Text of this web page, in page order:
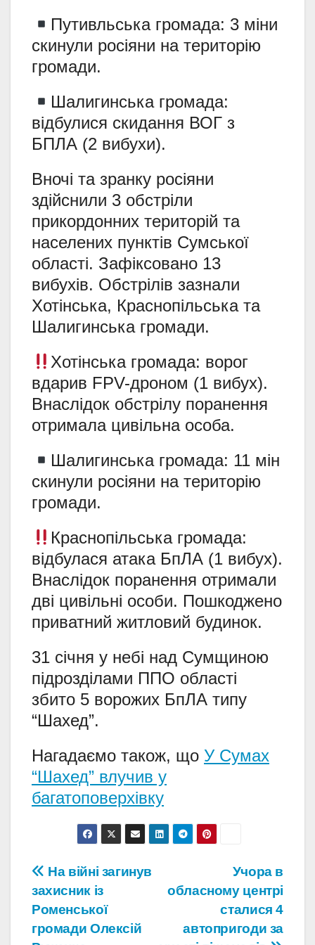
Путивльська громада: 3 міни
скинули росіяни на територію
громади.
Шалигинська громада:
відбулися скидання ВОГ з
БПЛА (2 вибухи).
Вночі та зранку росіяни
здійснили 3 обстріли
прикордонних територій та
населених пунктів Сумської
області. Зафіксовано 13
вибухів. Обстрілів зазнали
Хотінська, Краснопільська та
Шалигинська громади.
Хотінська громада: ворог
вдарив FPV-дроном (1 вибух).
Внаслідок обстрілу поранення
отримала цивільна особа.
Шалигинська громада: 11 мін
скинули росіяни на територію
громади.
Краснопільська громада:
відбулася атака БпЛА (1 вибух).
Внаслідок поранення отримали
дві цивільні особи. Пошкоджено
приватний житловий будинок.
31 січня у небі над Сумщиною
підрозділами ППО області
збито 5 ворожих БпЛА типу
“Шахед”.
Нагадаємо також, що У Сумах
“Шахед” влучив у
багатоповерхівку
Навігація
записів
Учора в
обласному центрі
сталися 4
автопригоди за
На війні загинув
захисник із
Роменської
громади Олексій